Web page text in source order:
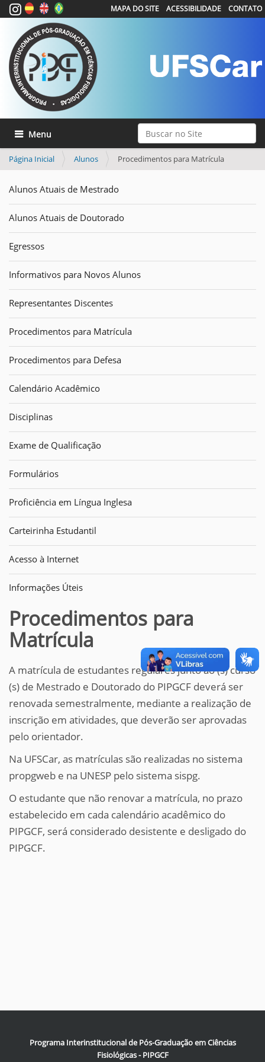
Busca Avançada…
MAPA DO SITE ACESSIBILIDADE CONTATO
Toggle navigation
Página Inicial Alunos Procedimentos para Matrícula
Alunos Atuais de Mestrado
Alunos Atuais de Doutorado
Egressos
Informativos para Novos Alunos
Representantes Discentes
Procedimentos para Matrícula
Procedimentos para Defesa
Calendário Acadêmico
Disciplinas
Exame de Qualificação
Formulários
Proficiência em Língua Inglesa
Carteirinha Estudantil
Acesso à Internet
Informações Úteis
Procedimentos para
Matrícula
A matrícula de estudantes regulares junto ao (s) curso
(s) de Mestrado e Doutorado do PIPGCF deverá ser
renovada semestralmente, mediante a realização de
inscrição em atividades, que deverão ser aprovadas
pelo orientador.
Na UFSCar, as matrículas são realizadas no sistema
propgweb e na UNESP pelo sistema sispg.
O estudante que não renovar a matrícula, no prazo
estabelecido em cada calendário acadêmico do
PIPGCF, será considerado desistente e desligado do
PIPGCF.
Programa Interinstitucional de Pós-Graduação em Ciências
Fisiológicas - PIPGCF